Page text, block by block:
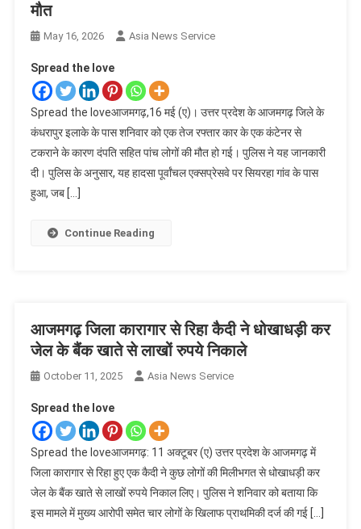
मौत
May 16, 2026 Asia News Service
Spread the love
Spread the loveआजमगढ़,16 मई (ए)। उत्तर प्रदेश के आजमगढ़ जिले के
कंधरापुर इलाके के पास शनिवार को एक तेज रफ्तार कार के एक कंटेनर से
टकराने के कारण दंपति सहित पांच लोगों की मौत हो गई। पुलिस ने यह जानकारी
दी। पुलिस के अनुसार, यह हादसा पूर्वांचल एक्सप्रेसवे पर सियरहा गांव के पास
हुआ, जब […]
Continue Reading
आजमगढ़ जिला कारागार से रिहा कैदी ने धोखाधड़ी कर
जेल के बैंक खाते से लाखों रुपये निकाले
October 11, 2025 Asia News Service
Spread the love
Spread the loveआजमगढ़: 11 अक्टूबर (ए) उत्तर प्रदेश के आजमगढ़ में
जिला कारागार से रिहा हुए एक कैदी ने कुछ लोगों की मिलीभगत से धोखाधड़ी कर
जेल के बैंक खाते से लाखों रुपये निकाल लिए। पुलिस ने शनिवार को बताया कि
इस मामले में मुख्य आरोपी समेत चार लोगों के खिलाफ प्राथमिकी दर्ज की गई […]